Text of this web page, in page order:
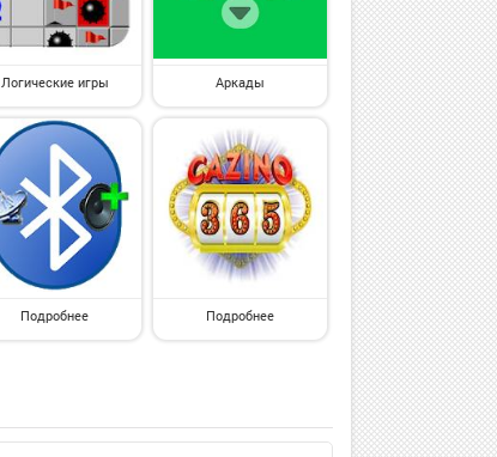
Логические игры Аркады
Подробнее Подробнее